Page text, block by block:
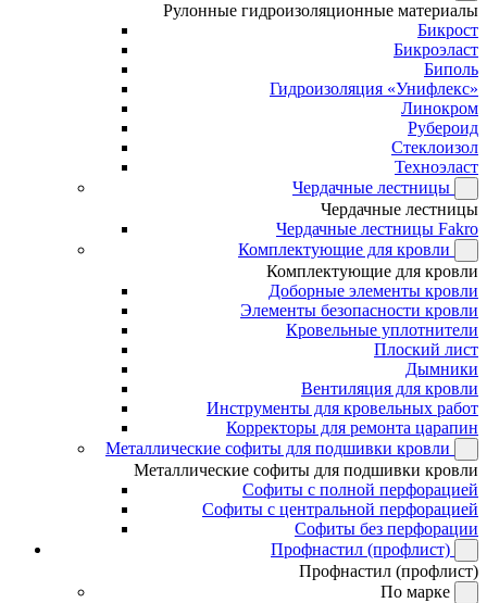
Рулонные гидроизоляционные материалы
Бикрост
Бикроэласт
Биполь
Гидроизоляция «Унифлекс»
Линокром
Рубероид
Стеклоизол
Техноэласт
Чердачные лестницы
Чердачные лестницы
Чердачные лестницы Fakro
Комплектующие для кровли
Комплектующие для кровли
Доборные элементы кровли
Элементы безопасности кровли
Кровельные уплотнители
Плоский лист
Дымники
Вентиляция для кровли
Инструменты для кровельных работ
Корректоры для ремонта царапин
Металлические софиты для подшивки кровли
Металлические софиты для подшивки кровли
Софиты с полной перфорацией
Софиты с центральной перфорацией
Софиты без перфорации
Профнастил (профлист)
Профнастил (профлист)
По марке